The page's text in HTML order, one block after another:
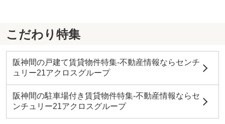
こだわり特集
阪神間の戸建て賃貸物件特集-不動産情報ならセンチ
ュリー21アクロスグループ
阪神間の駐車場付き賃貸物件特集-不動産情報ならセ
ンチュリー21アクロスグループ